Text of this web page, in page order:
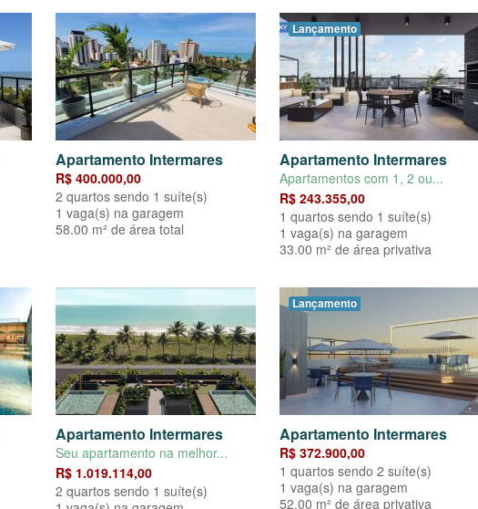
Apartamento Intermares
R$ 400.000,00
2 quartos sendo 1 suíte(s)
1 vaga(s) na garagem
58.00 m² de área total
Lançamento
Apartamento Intermares
Apartamentos com 1, 2 ou...
R$ 243.355,00
1 quartos sendo 1 suíte(s)
1 vaga(s) na garagem
33.00 m² de área privativa
Apartamento Intermares
Seu apartamento na melhor...
R$ 1.019.114,00
2 quartos sendo 1 suíte(s)
Lançamento
Apartamento Intermares
R$ 372.900,00
1 quartos sendo 2 suíte(s)
1 vaga(s) na garagem
52.00 m² de área privativa